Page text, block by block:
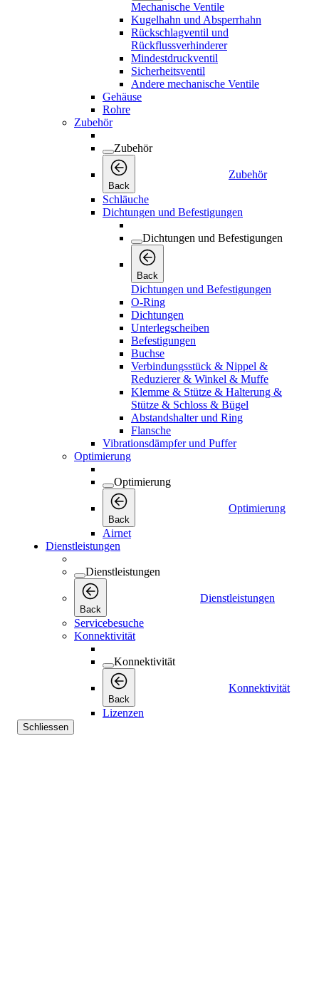
Mechanische Ventile
Kugelhahn und Absperrhahn
Rückschlagventil und
Rückflussverhinderer
Mindestdruckventil
Sicherheitsventil
Andere mechanische Ventile
Gehäuse
Rohre
Zubehör
Zubehör
Back
Zubehör
Schläuche
Dichtungen und Befestigungen
Dichtungen und Befestigungen
Back
Dichtungen und Befestigungen
O-Ring
Dichtungen
Unterlegscheiben
Befestigungen
Buchse
Verbindungsstück & Nippel &
Reduzierer & Winkel & Muffe
Klemme & Stütze & Halterung &
Stütze & Schloss & Bügel
Abstandshalter und Ring
Flansche
Vibrationsdämpfer und Puffer
Optimierung
Optimierung
Back
Optimierung
Airnet
Dienstleistungen
Dienstleistungen
Back
Dienstleistungen
Servicebesuche
Konnektivität
Konnektivität
Back
Konnektivität
Lizenzen
Schliessen